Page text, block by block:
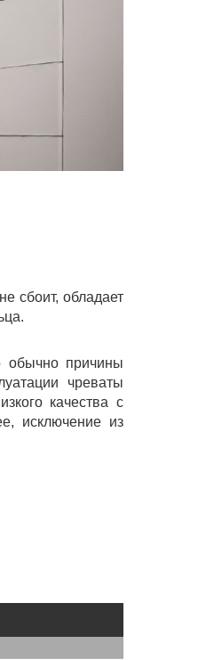
сбоит, обладает
обычно причины
чреваты
качества с
исключение из